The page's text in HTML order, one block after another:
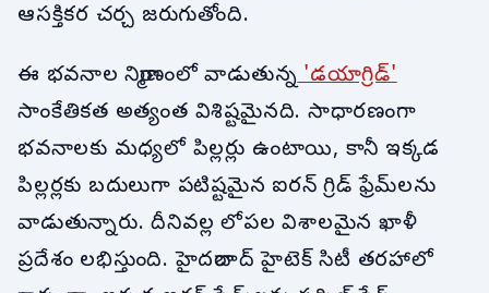
ఆసక్తికర చర్చ జరుగుతోంది.
ఈ భవనాల నిర్మాణంలో వాడుతున్న'డయాగ్రిడ్'
సాంకేతికత అత్యంత విశిష్టమైనది. సాధారణంగా
భవనాలకు మధ్యలో పిల్లర్లు ఉంటాయి, కానీ ఇక్కడ
పిల్లర్లకు బదులుగా పటిష్టమైన ఐరన్ గ్రిడ్ ఫ్రేమ్‌లను
వాడుతున్నారు. దీనివల్ల లోపల విశాలమైన ఖాళీ
ప్రదేశం లభిస్తుంది. హైదరాబాద్ హైటెక్ సిటీ తరహాలో